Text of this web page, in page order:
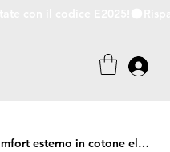
LAB – Slip uomo con elastico Comfort esterno in cotone elasticizzato